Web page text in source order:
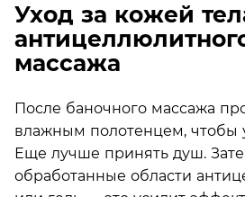
Уход за кожей
массажа
После баночного массажа
влажным полотенцем, чтобы
Еще лучше принять душ.
обработанные области